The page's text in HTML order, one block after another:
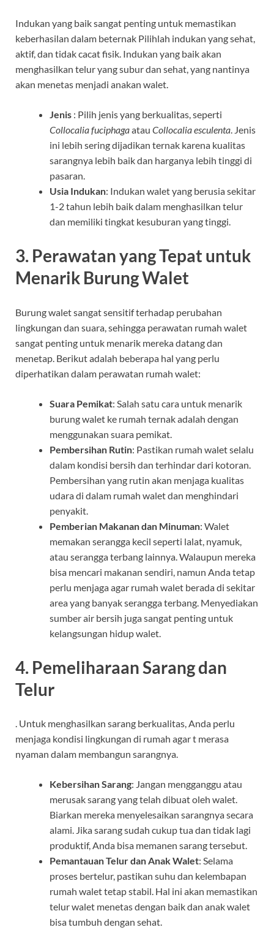
Indukan yang baik sangat penting untuk memastikan
keberhasilan dalam beternak Pilihlah indukan yang sehat,
aktif, dan tidak cacat fisik. Indukan yang baik akan
menghasilkan telur yang subur dan sehat, yang nantinya
akan menetas menjadi anakan walet.
Jenis : Pilih jenis yang berkualitas, seperti
Collocalia fuciphagaatau Collocalia esculenta. Jenis
ini lebih sering dijadikan ternak karena kualitas
sarangnya lebih baik dan harganya lebih tinggi di
pasaran.
Usia Indukan: Indukan walet yang berusia sekitar
1-2 tahun lebih baik dalam menghasilkan telur
dan memiliki tingkat kesuburan yang tinggi.
3. Perawatan yang Tepat untuk
Menarik Burung Walet
Burung walet sangat sensitif terhadap perubahan
lingkungan dan suara, sehingga perawatan rumah walet
sangat penting untuk menarik mereka datang dan
menetap. Berikut adalah beberapa hal yang perlu
diperhatikan dalam perawatan rumah walet:
Suara Pemikat: Salah satu cara untuk menarik
burung walet ke rumah ternak adalah dengan
menggunakan suara pemikat.
Pembersihan Rutin: Pastikan rumah walet selalu
dalam kondisi bersih dan terhindar dari kotoran.
Pembersihan yang rutin akan menjaga kualitas
udara di dalam rumah walet dan menghindari
penyakit.
Pemberian Makanan dan Minuman: Walet
memakan serangga kecil seperti lalat, nyamuk,
atau serangga terbang lainnya. Walaupun mereka
bisa mencari makanan sendiri, namun Anda tetap
perlu menjaga agar rumah walet berada di sekitar
area yang banyak serangga terbang. Menyediakan
sumber air bersih juga sangat penting untuk
kelangsungan hidup walet.
4. Pemeliharaan Sarang dan
Telur
. Untuk menghasilkan sarang berkualitas, Anda perlu
menjaga kondisi lingkungan di rumah agar t merasa
nyaman dalam membangun sarangnya.
Kebersihan Sarang: Jangan mengganggu atau
merusak sarang yang telah dibuat oleh walet.
Biarkan mereka menyelesaikan sarangnya secara
alami. Jika sarang sudah cukup tua dan tidak lagi
produktif, Anda bisa memanen sarang tersebut.
Pemantauan Telur dan Anak Walet: Selama
proses bertelur, pastikan suhu dan kelembapan
rumah walet tetap stabil. Hal ini akan memastikan
telur walet menetas dengan baik dan anak walet
bisa tumbuh dengan sehat.